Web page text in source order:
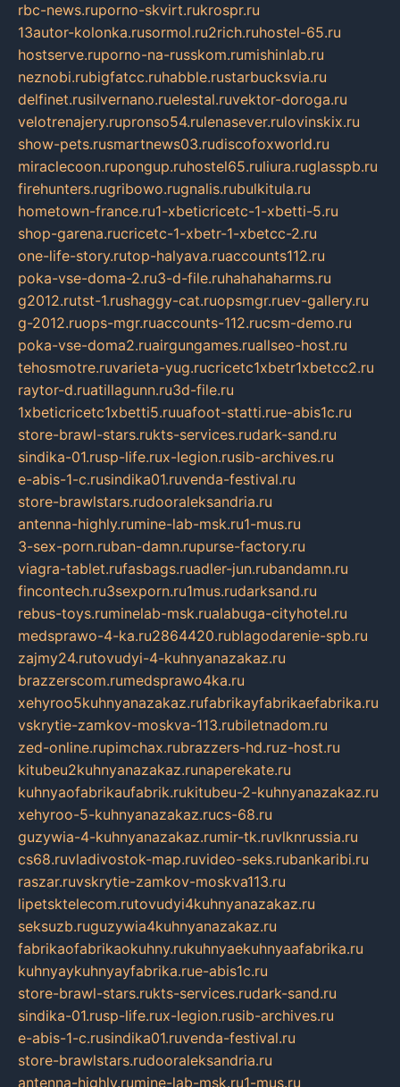
rbc-news.ruporno-skvirt.rukrospr.ru
13autor-kolonka.rusormol.ru2rich.ruhostel-65.ru
hostserve.ruporno-na-russkom.rumishinlab.ru
neznobi.rubigfatcc.ruhabble.rustarbucksvia.ru
delfinet.rusilvernano.ruelestal.ruvektor-doroga.ru
velotrenajery.rupronso54.rulenasever.rulovinskix.ru
show-pets.rusmartnews03.rudiscofoxworld.ru
miraclecoon.rupongup.ruhostel65.ruliura.ruglasspb.ru
firehunters.rugribowo.rugnalis.rubulkitula.ru
hometown-france.ru1-xbeticricetc-1-xbetti-5.ru
shop-garena.rucricetc-1-xbetr-1-xbetcc-2.ru
one-life-story.rutop-halyava.ruaccounts112.ru
poka-vse-doma-2.ru3-d-file.ruhahahaharms.ru
g2012.rutst-1.rushaggy-cat.ruopsmgr.ruev-gallery.ru
g-2012.ruops-mgr.ruaccounts-112.rucsm-demo.ru
poka-vse-doma2.ruairgungames.ruallseo-host.ru
tehosmotre.ruvarieta-yug.rucricetc1xbetr1xbetcc2.ru
raytor-d.ruatillagunn.ru3d-file.ru
1xbeticricetc1xbetti5.ruuafoot-statti.rue-abis1c.ru
store-brawl-stars.rukts-services.rudark-sand.ru
sindika-01.rusp-life.rux-legion.rusib-archives.ru
e-abis-1-c.rusindika01.ruvenda-festival.ru
store-brawlstars.rudooraleksandria.ru
antenna-highly.rumine-lab-msk.ru1-mus.ru
3-sex-porn.ruban-damn.rupurse-factory.ru
viagra-tablet.rufasbags.ruadler-jun.rubandamn.ru
fincontech.ru3sexporn.ru1mus.rudarksand.ru
rebus-toys.ruminelab-msk.rualabuga-cityhotel.ru
medsprawo-4-ka.ru2864420.rublagodarenie-spb.ru
zajmy24.rutovudyi-4-kuhnyanazakaz.ru
brazzerscom.rumedsprawo4ka.ru
xehyroo5kuhnyanazakaz.rufabrikayfabrikaefabrika.ru
vskrytie-zamkov-moskva-113.rubiletnadom.ru
zed-online.rupimchax.rubrazzers-hd.ruz-host.ru
kitubeu2kuhnyanazakaz.runaperekate.ru
kuhnyaofabrikaufabrik.rukitubeu-2-kuhnyanazakaz.ru
xehyroo-5-kuhnyanazakaz.rucs-68.ru
guzywia-4-kuhnyanazakaz.rumir-tk.ruvlknrussia.ru
cs68.ruvladivostok-map.ruvideo-seks.rubankaribi.ru
raszar.ruvskrytie-zamkov-moskva113.ru
lipetsktelecom.rutovudyi4kuhnyanazakaz.ru
seksuzb.ruguzywia4kuhnyanazakaz.ru
fabrikaofabrikaokuhny.rukuhnyaekuhnyaafabrika.ru
kuhnyaykuhnyayfabrika.rue-abis1c.ru
store-brawl-stars.rukts-services.rudark-sand.ru
sindika-01.rusp-life.rux-legion.rusib-archives.ru
e-abis-1-c.rusindika01.ruvenda-festival.ru
store-brawlstars.rudooraleksandria.ru
antenna-highly.rumine-lab-msk.ru1-mus.ru